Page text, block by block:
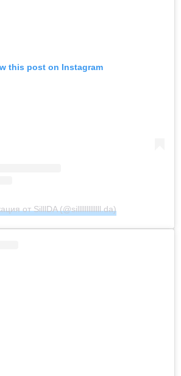
this post on Instagram
от SilllDA (@silllllllllllll.da)